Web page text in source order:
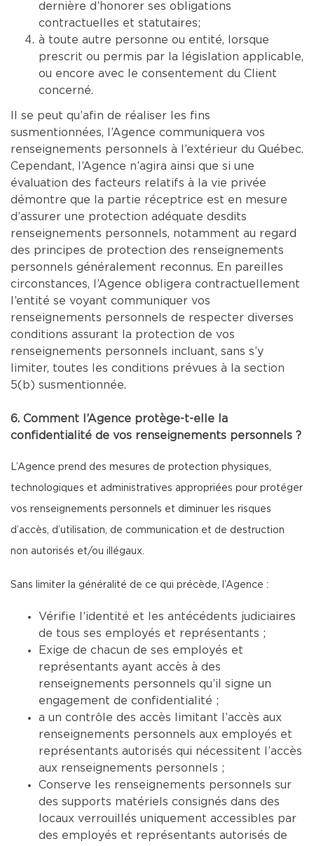
dernière d’honorer ses obligations
contractuelles et statutaires;
à toute autre personne ou entité, lorsque
prescrit ou permis par la législation applicable,
ou encore avec le consentement du Client
concerné.
Il se peut qu’afin de réaliser les fins
susmentionnées, l’Agence communiquera vos
renseignements personnels à l’extérieur du Québec.
Cependant, l’Agence n’agira ainsi que si une
évaluation des facteurs relatifs à la vie privée
démontre que la partie réceptrice est en mesure
d’assurer une protection adéquate desdits
renseignements personnels, notamment au regard
des principes de protection des renseignements
personnels généralement reconnus. En pareilles
circonstances, l’Agence obligera contractuellement
l’entité se voyant communiquer vos
renseignements personnels de respecter diverses
conditions assurant la protection de vos
renseignements personnels incluant, sans s’y
limiter, toutes les conditions prévues à la section
5(b) susmentionnée.
6. Comment l’Agence protège-t-elle la
confidentialité de vos renseignements personnels ?
L’Agence prend des mesures de protection physiques,
technologiques et administratives appropriées pour protéger
vos renseignements personnels et diminuer les risques
d’accès, d’utilisation, de communication et de destruction
non autorisés et/ou illégaux.
Sans limiter la généralité de ce qui précède, l’Agence :
Vérifie l’identité et les antécédents judiciaires
de tous ses employés et représentants ;
Exige de chacun de ses employés et
représentants ayant accès à des
renseignements personnels qu’il signe un
engagement de confidentialité ;
a un contrôle des accès limitant l’accès aux
renseignements personnels aux employés et
représentants autorisés qui nécessitent l’accès
aux renseignements personnels ;
Conserve les renseignements personnels sur
des supports matériels consignés dans des
locaux verrouillés uniquement accessibles par
des employés et représentants autorisés de